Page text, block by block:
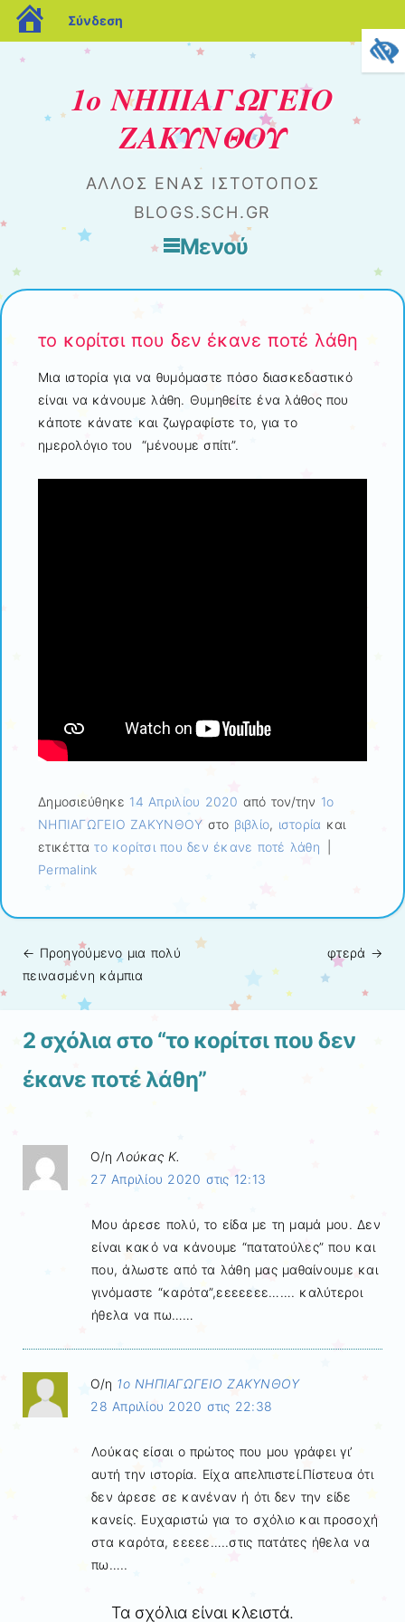
blogs.sch.gr
Σύνδεση
1ο ΝΗΠΙΑΓΩΓΕΙΟ
ΖΑΚΥΝΘΟΥ
ΆΛΛΟΣ ΈΝΑΣ ΙΣΤΌΤΟΠΟΣ
BLOGS.SCH.GR
Μενού
Μετάβαση στο περιεχόμενο
το κορίτσι που δεν έκανε ποτέ λάθη
Μια ιστορία για να θυμόμαστε πόσο διασκεδαστικό
είναι να κάνουμε λάθη. Θυμηθείτε ένα λάθος που
κάποτε κάνατε και ζωγραφίστε το, για το
ημερολόγιο του “μένουμε σπίτι”.
Δημοσιεύθηκε 14 Απριλίου 2020 από τον/την 1ο
ΝΗΠΙΑΓΩΓΕΙΟ ΖΑΚΥΝΘΟΥ στο βιβλίο, ιστορία και
ετικέττατο κορίτσι που δεν έκανε ποτέ λάθη
Permalink
Πλοήγηση άρθρων
← Προηγούμενo μια πολύ
πεινασμένη κάμπια
φτερά →
2 σχόλια στο “το κορίτσι που δεν
έκανε ποτέ λάθη”
Ο/ηΛούκας Κ.
27 Απριλίου 2020 στις 12:13
Μου άρεσε πολύ, το είδα με τη μαμά μου. Δεν
είναι κακό να κάνουμε “πατατούλες” που και
που, άλωστε από τα λάθη μας μαθαίνουμε και
γινόμαστε “καρότα”,εεεεεεε……. καλύτεροι
ήθελα να πω……
Ο/η 1ο ΝΗΠΙΑΓΩΓΕΙΟ ΖΑΚΥΝΘΟΥ
28 Απριλίου 2020 στις 22:38
Λούκας είσαι ο πρώτος που μου γράφει γι’
αυτή την ιστορία. Είχα απελπιστεί.Πίστευα ότι
δεν άρεσε σε κανέναν ή ότι δεν την είδε
κανείς. Ευχαριστώ για το σχόλιο και προσοχή
στα καρότα, εεεεε…..στις πατάτες ήθελα να
πω…..
Τα σχόλια είναι κλειστά.